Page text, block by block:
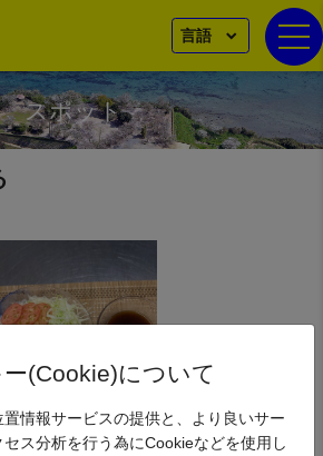
言語
スポット
(Cookie)について
情報サービスの提供と、より良いサー
ス分析を行う為にCookieなどを使用し